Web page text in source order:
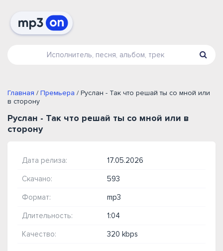
Главная / Премьера / Руслан - Так что решай ты со мной или
в сторону
Руслан - Так что решай ты со мной или в
сторону
Дата релиза: 17.05.2026
Скачано: 593
Формат: mp3
Длительность: 1:04
Качество: 320 kbps